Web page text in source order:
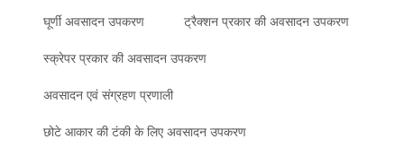
घूर्णी अवसादन उपकरण ट्रैक्शन प्रकार की अवसादन उपकरण
स्क्रेपर प्रकार की अवसादन उपकरण
अवसादन एवं संग्रहण प्रणाली
छोटे आकार की टंकी के लिए अवसादन उपकरण